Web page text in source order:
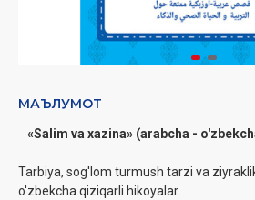
МАЪЛУМОТ
«Salim va xazina» (arabcha -
Tarbiya, sog'lom turmush tarzi va
o'zbekcha qiziqarli hikoyalar.